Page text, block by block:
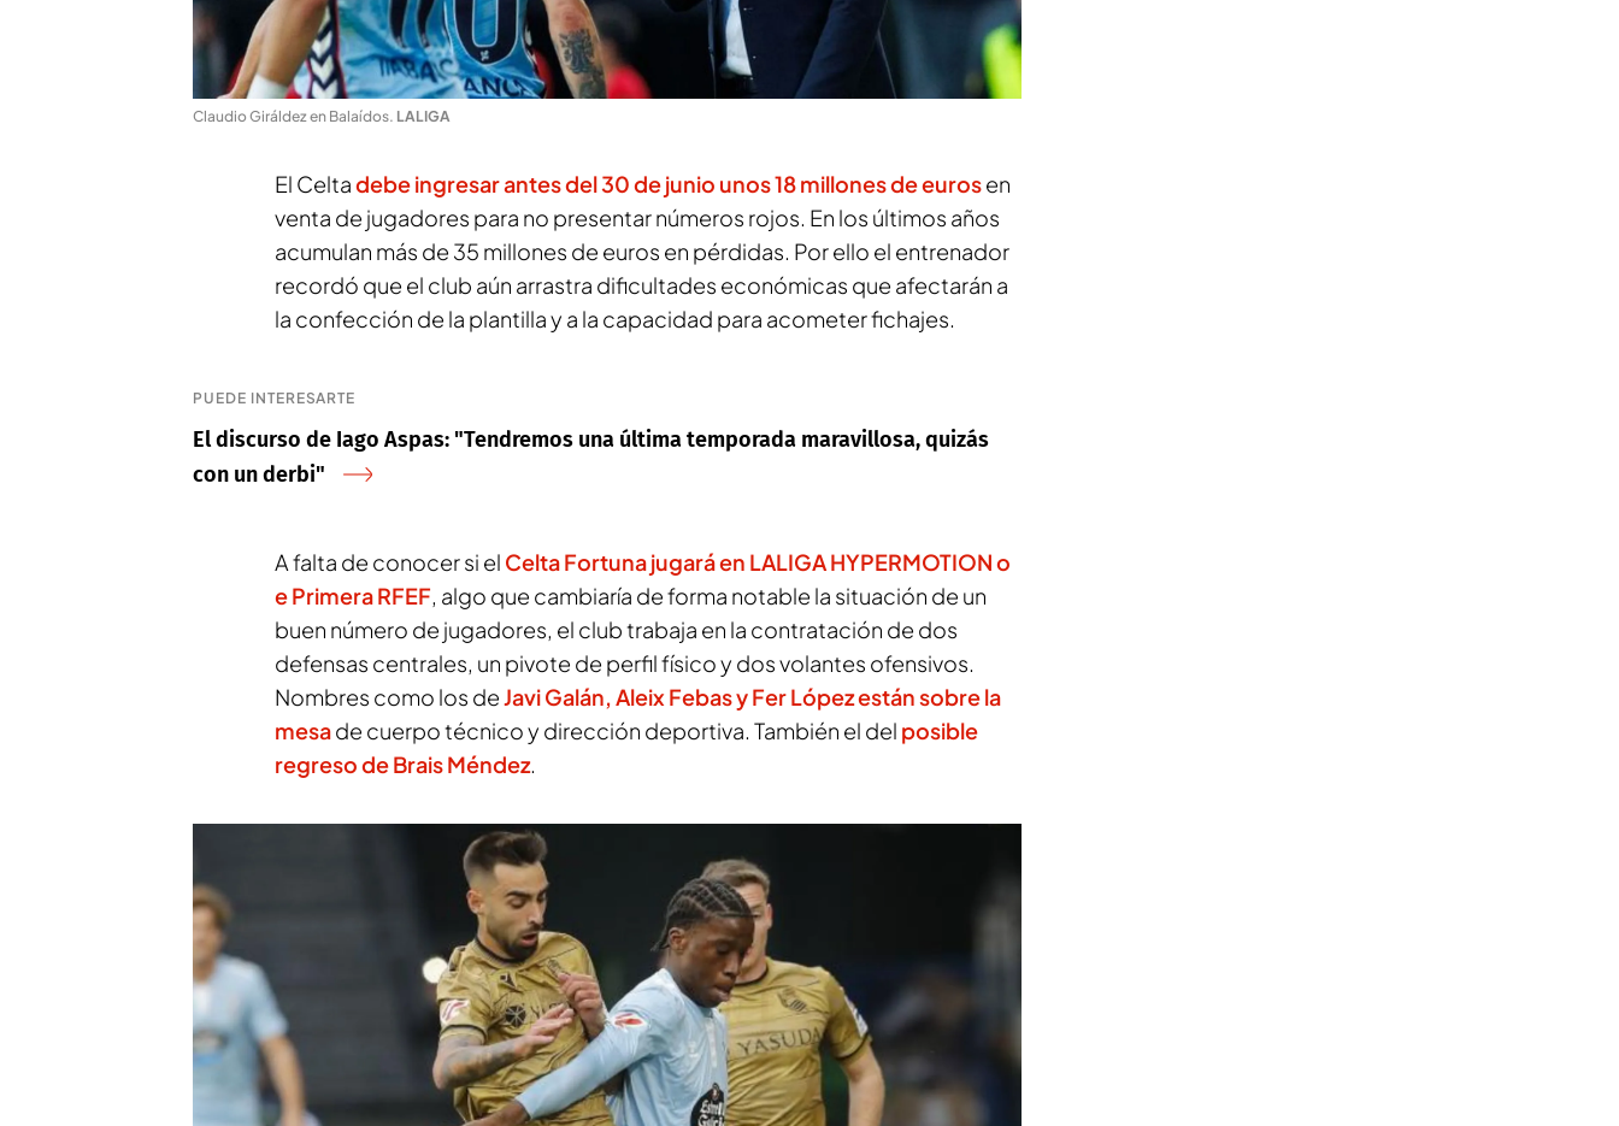
Claudio Giráldez en Balaídos. LALIGA
El Celtadebe ingresar antes del 30 de junio unos 18 millones de eurosen
venta de jugadores para no presentar números rojos. En los últimos años
acumulan más de 35 millones de euros en pérdidas. Por ello el entrenador
recordó que el club aún arrastra dificultades económicas que afectarán a
la confección de la plantilla y a la capacidad para acometer fichajes.
PUEDE INTERESARTE
El discurso de Iago Aspas: "Tendremos una última temporada maravillosa, quizás
con un derbi"
A falta de conocer si el Celta Fortuna jugará en LALIGA HYPERMOTION o
e Primera RFEF, algo que cambiaría de forma notable la situación de un
buen número de jugadores, el club trabaja en la contratación de dos
defensas centrales, un pivote de perfil físico y dos volantes ofensivos.
Nombres como los deJavi Galán, Aleix Febas y Fer López están sobre la
mesade cuerpo técnico y dirección deportiva. También el del posible
regreso de Brais Méndez.